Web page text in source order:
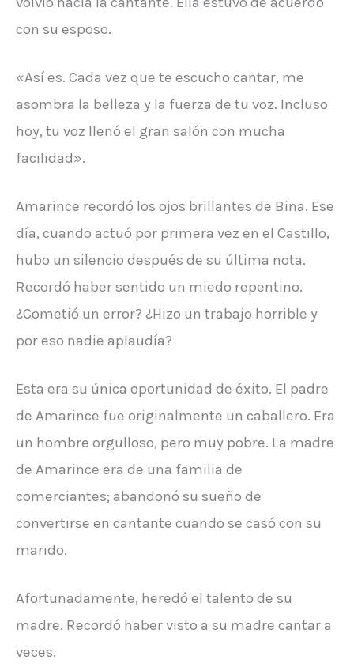
con su esposo.
«Así es. Cada vez que te escucho cantar, me
asombra la belleza y la fuerza de tu voz. Incluso
hoy, tu voz llenó el gran salón con mucha
facilidad».
Amarince recordó los ojos brillantes de Bina. Ese
día, cuando actuó por primera vez en el Castillo,
hubo un silencio después de su última nota.
Recordó haber sentido un miedo repentino.
¿Cometió un error? ¿Hizo un trabajo horrible y
por eso nadie aplaudía?
Esta era su única oportunidad de éxito. El padre
de Amarince fue originalmente un caballero. Era
un hombre orgulloso, pero muy pobre. La madre
de Amarince era de una familia de
comerciantes; abandonó su sueño de
convertirse en cantante cuando se casó con su
marido.
Afortunadamente, heredó el talento de su
madre. Recordó haber visto a su madre cantar a
veces.